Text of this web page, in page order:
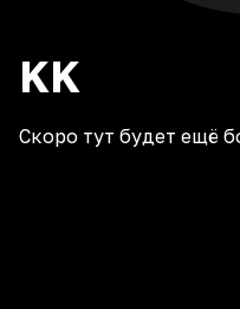
KK
Скоро тут будет ещё